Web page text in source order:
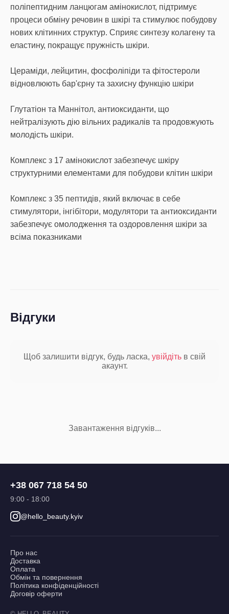
поліпептидним ланцюгам амінокислот, підтримує
процеси обміну речовин в шкірі та стимулює побудову
нових клітинних структур. Сприяє синтезу колагену та
еластину, покращує пружність шкіри.
Цераміди, лейцитин, фосфоліпіди та фітостероли
відновлюють бар'єрну та захисну функцію шкіри
Глутатіон та Маннітол, антиоксиданти, що
нейтралізують дію вільних радикалів та продовжують
молодість шкіри.
Комплекс з 17 амінокислот забезпечує шкіру
структурними елементами для побудови клітин шкіри
Комплекс з 35 пептидів, який включає в себе
стимулятори, інгібітори, модулятори та антиоксиданти
забезпечує омолодження та оздоровлення шкіри за
всіма показниками
Відгуки
Щоб залишити відгук, будь ласка, увійдіть в свій
акаунт.
Завантаження відгуків...
+38 067 718 54 50
9:00 - 18:00
@hello_beauty.kyiv
Про нас
Доставка
Оплата
Обмін та повернення
Політика конфіденційності
Договір оферти